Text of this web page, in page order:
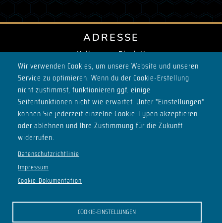
ADRESSE
Keller vom Block H
Max-Planck-Ring 2
98693 Ilmenau
SOCIALS
ÖFFNUNGSZEITEN
Mo - Clubversammlung ab 20:30
Wir verwenden Cookies, um unsere Website und unseren
Service zu optimieren. Wenn du der Cookie-Erstellung
nicht zustimmst, funktionieren ggf. einige
Seitenfunktionen nicht wie erwartet. Unter "Einstellungen"
können Sie jederzeit einzelne Cookie-Typen akzeptieren
oder ablehnen und Ihre Zustimmung für die Zukunft
widerrufen.
Datenschutzrichtlinie
Impressum
Cookie-Dokumentation
COOKIE-EINSTELLUNGEN